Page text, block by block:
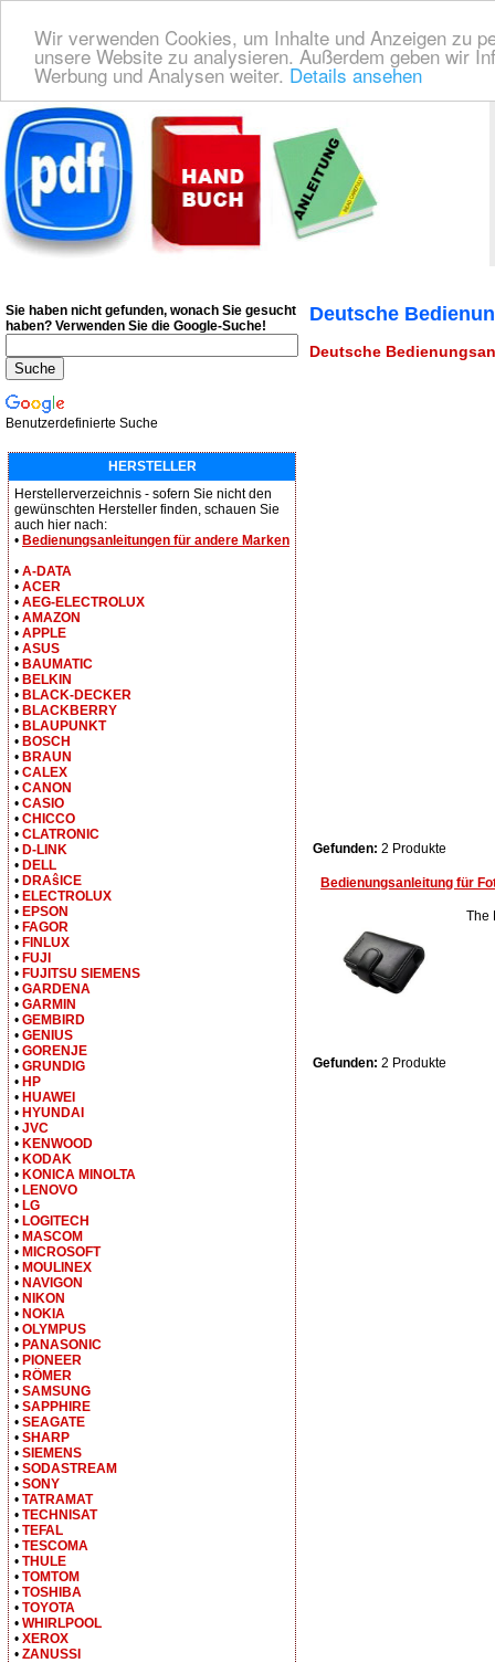
Wir verwenden Cookies, um Inhalte und Anzeigen zu
unsere Website zu analysieren. Außerdem geben wir
Werbung und Analysen weiter. Details ansehen
Deutsche Bedienungsanleitung Downloaden | Wir finden für Sie das
Deutsche
Deutsche
Gefunden: 2 Produkte
Bedienungsanleitung für
The
Gefunden: 2 Produkte
Sie haben nicht gefunden, wonach Sie gesucht
haben? Verwenden Sie die Google-Suche!
Benutzerdefinierte Suche
HERSTELLER
Herstellerverzeichnis - sofern Sie nicht den
gewünschten Hersteller finden, schauen Sie
auch hier nach:
• Bedienungsanleitungen für andere Marken
• A-DATA
• ACER
• AEG-ELECTROLUX
• AMAZON
• APPLE
• ASUS
• BAUMATIC
• BELKIN
• BLACK-DECKER
• BLACKBERRY
• BLAUPUNKT
• BOSCH
• BRAUN
• CALEX
• CANON
• CASIO
• CHICCO
• CLATRONIC
• D-LINK
• DELL
• DRAŝICE
• ELECTROLUX
• EPSON
• FAGOR
• FINLUX
• FUJI
• FUJITSU SIEMENS
• GARDENA
• GARMIN
• GEMBIRD
• GENIUS
• GORENJE
• GRUNDIG
• HP
• HUAWEI
• HYUNDAI
• JVC
• KENWOOD
• KODAK
• KONICA MINOLTA
• LENOVO
• LG
• LOGITECH
• MASCOM
• MICROSOFT
• MOULINEX
• NAVIGON
• NIKON
• NOKIA
• OLYMPUS
• PANASONIC
• PIONEER
• RÖMER
• SAMSUNG
• SAPPHIRE
• SEAGATE
• SHARP
• SIEMENS
• SODASTREAM
• SONY
• TATRAMAT
• TECHNISAT
• TEFAL
• TESCOMA
• THULE
• TOMTOM
• TOSHIBA
• TOYOTA
• WHIRLPOOL
• XEROX
• ZANUSSI